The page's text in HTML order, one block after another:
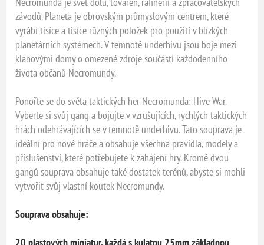
závodů. Planeta je obrovským průmyslovým centrem, které
vyrábí tisíce a tisíce různých položek pro použití v blízkých
planetárních systémech. V temnotě underhivu jsou boje mezi
klanovými domy o omezené zdroje součástí každodenního
života občanů Necromundy.
Ponořte se do světa taktických her Necromunda: Hive War.
Vyberte si svůj gang a bojujte v vzrušujících, rychlých taktických
hrách odehrávajících se v temnotě underhivu. Tato souprava je
ideální pro nové hráče a obsahuje všechna pravidla, modely a
příslušenství, které potřebujete k zahájení hry. Kromě dvou
gangů souprava obsahuje také dostatek terénů, abyste si mohli
vytvořit svůj vlastní koutek Necromundy.
Souprava obsahuje: